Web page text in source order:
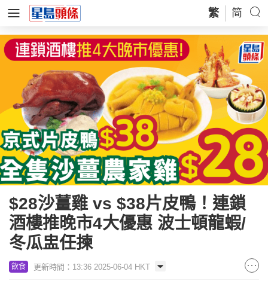
繁 简
$28沙薑雞 vs $38片皮鴨！連鎖
酒樓推晚市4大優惠 波士頓龍蝦/
冬瓜盅任揀
飲食 更新時間：13:36 2025-06-04 HKT